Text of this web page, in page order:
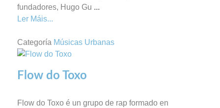
fundadores, Hugo Gu ...
Ler Máis...
Categoría Músicas Urbanas
Flow do Toxo
Flow do Toxo é un grupo de rap formado en